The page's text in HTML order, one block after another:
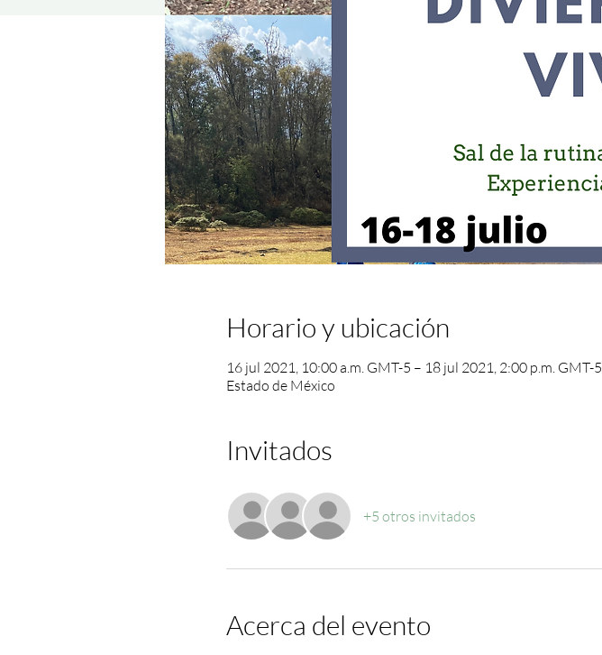
Horario y ubicación
16 jul 2021, 10:00 a.m. GMT-5 – 18 jul 2021, 2:00 p.m. GMT-5
Estado de México
Invitados
+5 otros invitados
Acerca del evento